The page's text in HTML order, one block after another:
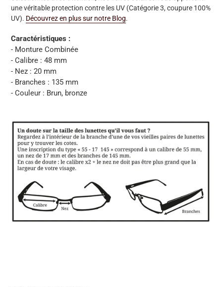
une véritable protection contre les UV (Catégorie 3, coupure 100%
UV). Découvrez en plus sur notre Blog.
Caractéristiques :
- Monture Combinée
- Calibre : 48 mm
- Nez : 20 mm
- Branches : 135 mm
- Couleur : Brun, bronze